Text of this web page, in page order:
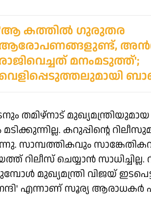
കത്തില്‍ ഗുരുതര
മനംമടുത്ത്';
കറുപ്പിന്റെ
സാമ്പത്തികവും
ചെയ്യാൻ സാധിച്ചില്ല.
മുഖ്യമന്ത്രി വിജയ്
എന്നാണ് സൂര്യ